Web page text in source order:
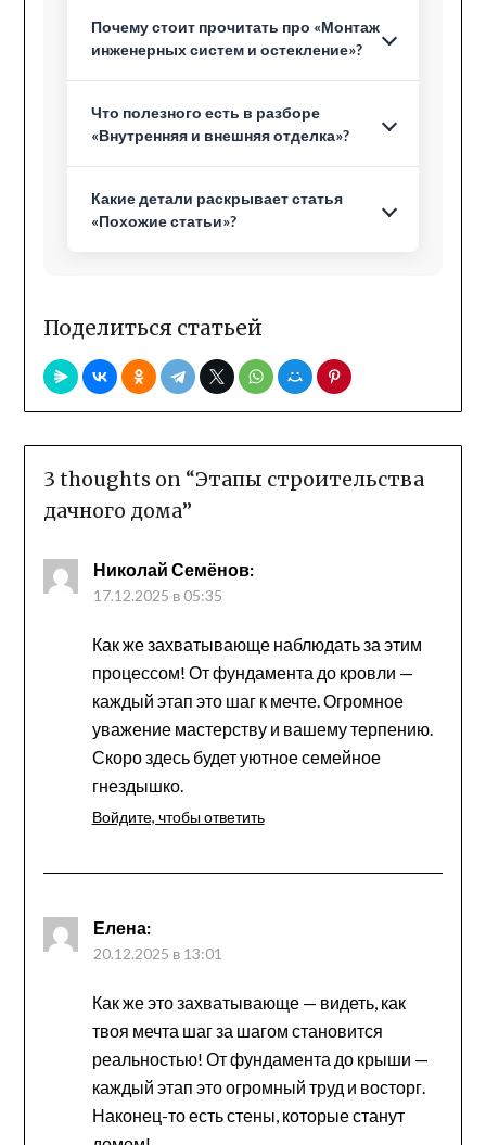
Почему стоит прочитать про «Монтаж
инженерных систем и остекление»?
Что полезного есть в разборе
«Внутренняя и внешняя отделка»?
Какие детали раскрывает статья
«Похожие статьи»?
Поделиться статьей
3 thoughts on “Этапы строительства
дачного дома”
Николай Семёнов:
17.12.2025 в 05:35
Как же захватывающе наблюдать за этим
процессом! От фундамента до кровли —
каждый этап это шаг к мечте. Огромное
уважение мастерству и вашему терпению.
Скоро здесь будет уютное семейное
гнездышко.
Войдите, чтобы ответить
Елена:
20.12.2025 в 13:01
Как же это захватывающе — видеть, как
твоя мечта шаг за шагом становится
реальностью! От фундамента до крыши —
каждый этап это огромный труд и восторг.
Наконец-то есть стены, которые станут